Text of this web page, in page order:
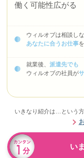
働く可能性広がる
ウィルオブは相談し
あなたに合うお仕事
就業後、 派遣先でも
ウィルオブの社員が
いきなり紹介は…という
い